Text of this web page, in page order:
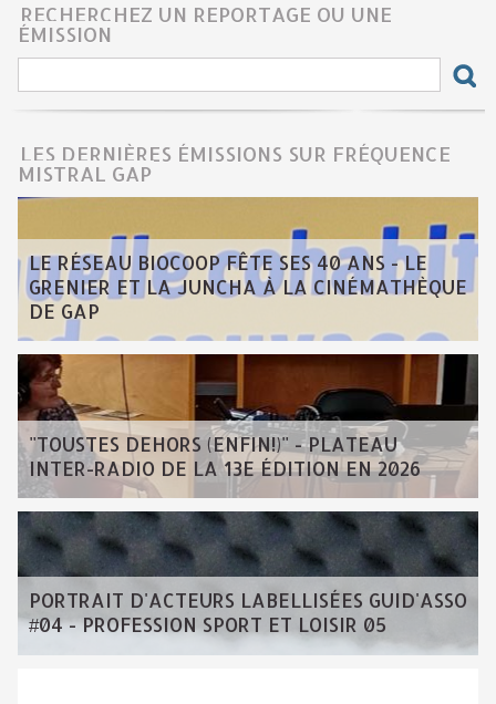
RECHERCHEZ UN REPORTAGE OU UNE
ÉMISSION
LES DERNIÈRES ÉMISSIONS SUR FRÉQUENCE
MISTRAL GAP
LE RÉSEAU BIOCOOP FÊTE SES 40 ANS - LE
GRENIER ET LA JUNCHA À LA CINÉMATHÈQUE
DE GAP
"TOUSTES DEHORS (ENFIN!)" - PLATEAU
INTER-RADIO DE LA 13E ÉDITION EN 2026
PORTRAIT D'ACTEURS LABELLISÉES GUID'ASSO
#04 - PROFESSION SPORT ET LOISIR 05